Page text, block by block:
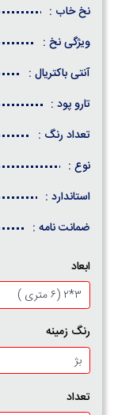
نخ خاب :
ویژگی نخ :
آنتی باکتریال :
تارو پود :
تعداد رنگ :
نوع :
استاندارد :
ضمانت نامه :
ابعاد
رنگ زمینه
تعداد